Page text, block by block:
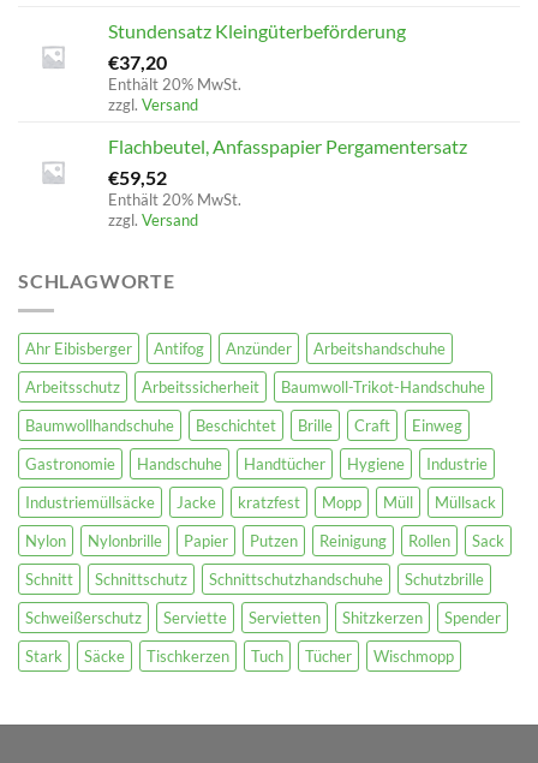
Stundensatz Kleingüterbeförderung
€37,20
Enthält 20% MwSt.
zzgl. Versand
Flachbeutel, Anfasspapier Pergamentersatz
€59,52
Enthält 20% MwSt.
zzgl. Versand
SCHLAGWORTE
Ahr Eibisberger Antifog Anzünder
Arbeitshandschuhe
Arbeitsschutz
Arbeitssicherheit
Baumwoll-Trikot-Handschuhe
Baumwollhandschuhe
Beschichtet Brille Craft
Einweg
Gastronomie
Handschuhe Handtücher Hygiene
Industrie
Industriemüllsäcke
Jacke kratzfest Mopp Müll
Müllsack
Nylon
Nylonbrille Papier Putzen Reinigung Rollen
Sack
Schnitt
Schnittschutz Schnittschutzhandschuhe
Schutzbrille
Schweißerschutz
Serviette Servietten Shitzkerzen
Spender
Stark
Säcke Tischkerzen Tuch Tücher Wischmopp